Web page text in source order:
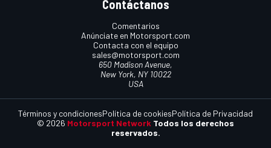
Contáctanos
Comentarios
Anúnciate en Motorsport.com
Contacta con el equipo
sales@motorsport.com
650 Madison Avenue,
New York, NY 10022
USA
© 2026 Motorsport Network Todos los derechos
reservados.
Términos y condicionesPolítica de cookiesPolítica de Privacidad